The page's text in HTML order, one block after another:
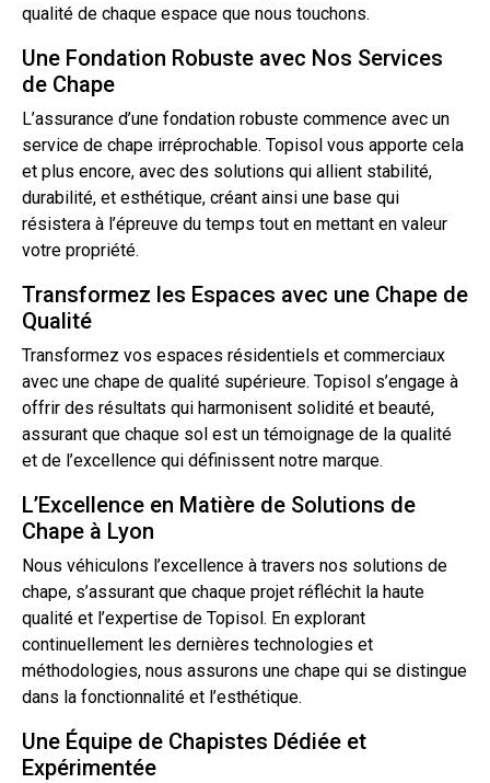
qualité de chaque espace que nous touchons.
Une Fondation Robuste avec Nos Services
de Chape
L’assurance d’une fondation robuste commence avec un
service de chape irréprochable. Topisol vous apporte cela
et plus encore, avec des solutions qui allient stabilité,
durabilité, et esthétique, créant ainsi une base qui
résistera à l’épreuve du temps tout en mettant en valeur
votre propriété.
Transformez les Espaces avec une Chape de
Qualité
Transformez vos espaces résidentiels et commerciaux
avec une chape de qualité supérieure. Topisol s’engage à
offrir des résultats qui harmonisent solidité et beauté,
assurant que chaque sol est un témoignage de la qualité
et de l’excellence qui définissent notre marque.
L’Excellence en Matière de Solutions de
Chape à Lyon
Nous véhiculons l’excellence à travers nos solutions de
chape, s’assurant que chaque projet réfléchit la haute
qualité et l’expertise de Topisol. En explorant
continuellement les dernières technologies et
méthodologies, nous assurons une chape qui se distingue
dans la fonctionnalité et l’esthétique.
Une Équipe de Chapistes Dédiée et
Expérimentée